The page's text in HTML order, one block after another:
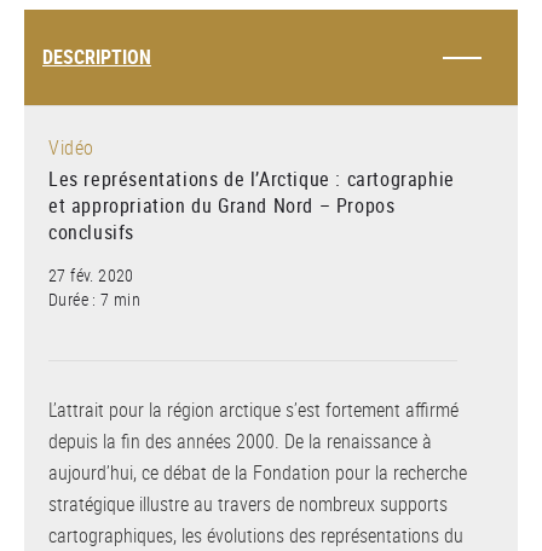
DESCRIPTION
Vidéo
Les représentations de l’Arctique : cartographie
et appropriation du Grand Nord – Propos
conclusifs
27 fév. 2020
Durée : 7 min
L’attrait pour la région arctique s’est fortement affirmé
depuis la fin des années 2000. De la renaissance à
aujourd’hui, ce débat de la Fondation pour la recherche
stratégique illustre au travers de nombreux supports
cartographiques, les évolutions des représentations du